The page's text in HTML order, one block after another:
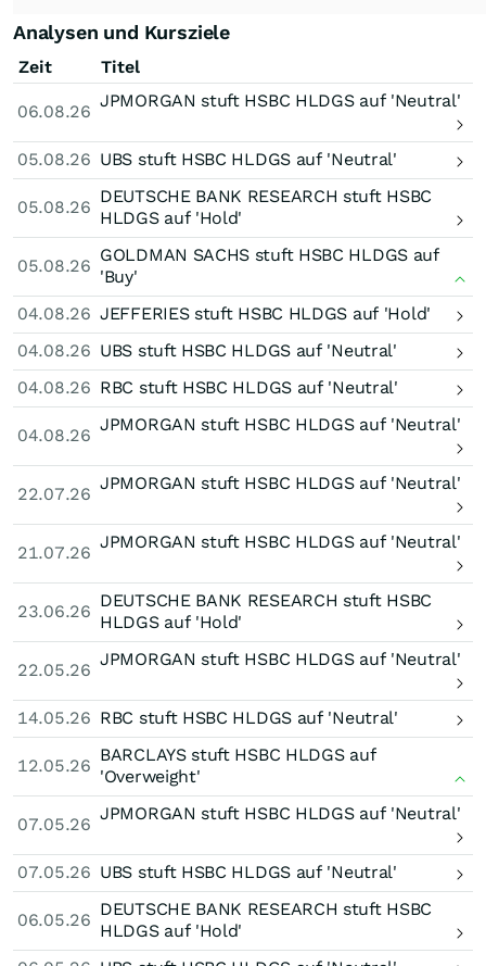
Analysen und Kursziele
Zeit Titel
06.08.26
JPMORGAN stuft HSBC HLDGS auf 'Neutral'
05.08.26 UBS stuft HSBC HLDGS auf 'Neutral'
05.08.26
DEUTSCHE BANK RESEARCH stuft HSBC
HLDGS auf 'Hold'
05.08.26
GOLDMAN SACHS stuft HSBC HLDGS auf
'Buy'
04.08.26 JEFFERIES stuft HSBC HLDGS auf 'Hold'
04.08.26 UBS stuft HSBC HLDGS auf 'Neutral'
04.08.26 RBC stuft HSBC HLDGS auf 'Neutral'
04.08.26
JPMORGAN stuft HSBC HLDGS auf 'Neutral'
22.07.26
JPMORGAN stuft HSBC HLDGS auf 'Neutral'
21.07.26
JPMORGAN stuft HSBC HLDGS auf 'Neutral'
23.06.26
DEUTSCHE BANK RESEARCH stuft HSBC
HLDGS auf 'Hold'
22.05.26
JPMORGAN stuft HSBC HLDGS auf 'Neutral'
14.05.26 RBC stuft HSBC HLDGS auf 'Neutral'
12.05.26
BARCLAYS stuft HSBC HLDGS auf
'Overweight'
07.05.26
JPMORGAN stuft HSBC HLDGS auf 'Neutral'
07.05.26 UBS stuft HSBC HLDGS auf 'Neutral'
06.05.26
DEUTSCHE BANK RESEARCH stuft HSBC
HLDGS auf 'Hold'